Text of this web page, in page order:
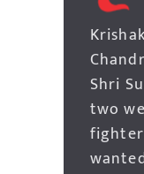
Shri
two